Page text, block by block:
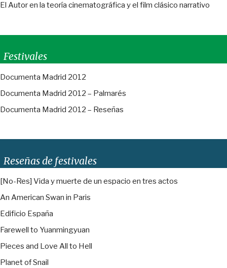
El Autor en la teoría cinematográfica y el film clásico narrativo
Festivales
Documenta Madrid 2012
Documenta Madrid 2012 – Palmarés
Documenta Madrid 2012 – Reseñas
Reseñas de festivales
[No-Res] Vida y muerte de un espacio en tres actos
An American Swan in Paris
Edificio España
Farewell to Yuanmingyuan
Pieces and Love All to Hell
Planet of Snail